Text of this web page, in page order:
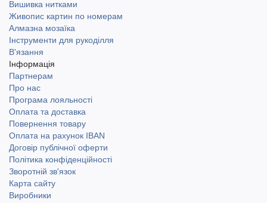
Вишивка нитками
Живопис картин по номерам
Алмазна мозаїка
Інструменти для рукоділля
В'язання
Інформація
Партнерам
Про нас
Програма лояльності
Оплата та доставка
Повернення товару
Оплата на рахунок IBAN
Договір публічної оферти
Політика конфіденційності
Зворотній зв'язок
Карта сайту
Виробники